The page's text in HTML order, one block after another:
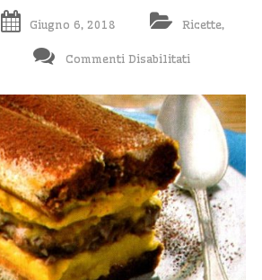
Giugno 6, 2018 Ricette,
Commenti Disabilitati
Delicato